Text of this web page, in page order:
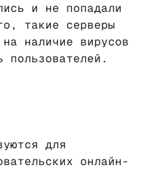
и не попадали
такие серверы
наличие вирусов
для
онлайн-